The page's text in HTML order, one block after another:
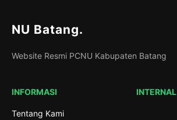
NU Batang.
Website Resmi PCNU Kabupaten Batang
INFORMASI
Tentang Kami
INTERNAL